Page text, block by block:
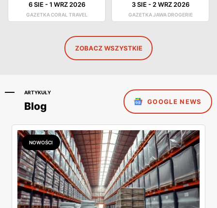
6 SIE-1 WRZ 2026
GAZETKA CORAL TRAVEL
3 SIE-2 WRZ 2026
GAZETKA JAWA DROGERIE
ZOBACZ WSZYSTKIE
ARTYKUŁY
Blog GOOGLE NEWS
NOWOŚCI